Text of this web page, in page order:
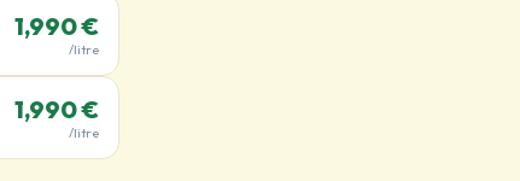
1,990 €
/litre
1,990 €
/litre